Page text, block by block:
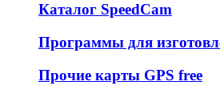
Каталог SpeedCam
Программы для
Прочие карты GPS free